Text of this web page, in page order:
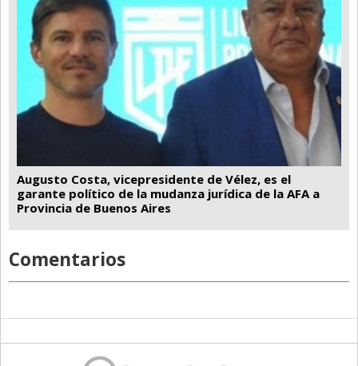
Augusto Costa, vicepresidente de Vélez, es el
garante político de la mudanza jurídica de la AFA a
Provincia de Buenos Aires
Comentarios